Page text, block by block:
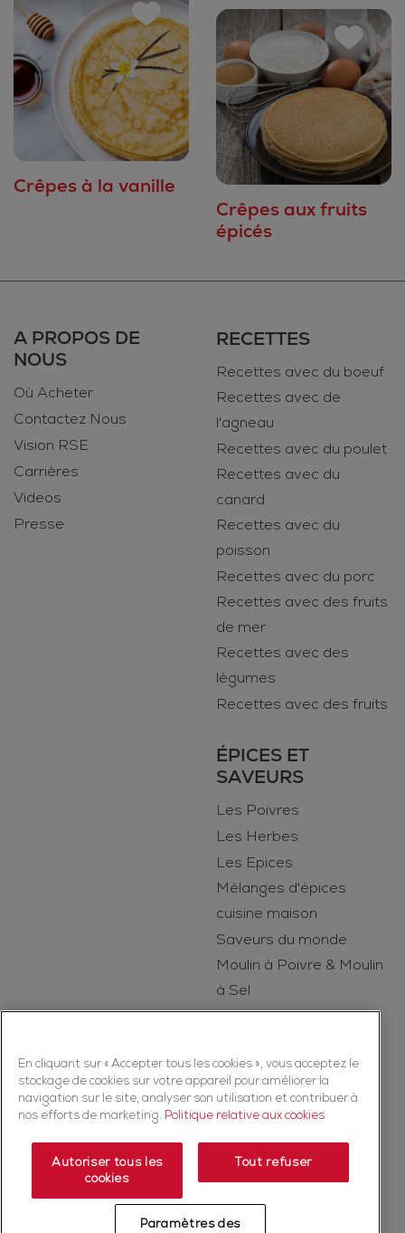
Crêpes à la vanille
Crêpes aux fruits
épicés
A PROPOS DE
NOUS
Où Acheter
Contactez Nous
Vision RSE
Carrières
Videos
Presse
RECETTES
Recettes avec du boeuf
Recettes avec de
l'agneau
Recettes avec du poulet
Recettes avec du
canard
Recettes avec du
poisson
Recettes avec du porc
Recettes avec des fruits
de mer
Recettes avec des
légumes
Recettes avec des fruits
ÉPICES ET
SAVEURS
Les Poivres
Les Herbes
Les Epices
Mélanges d'épices
cuisine maison
Saveurs du monde
Moulin à Poivre & Moulin
à Sel
Le Secret des Epices
Copyright © 2026 Ducros (McCormick & Company, Inc). Tous droits
Politique de confidentialité Politique relative aux cookies
En cliquant sur « Accepter tous les cookies », vous acceptez le
stockage de cookies sur votre appareil pour améliorer la
navigation sur le site, analyser son utilisation et contribuer à
nos efforts de marketing. Politique relative aux cookies
Autoriser tous les
cookies
Tout refuser
Paramètres des